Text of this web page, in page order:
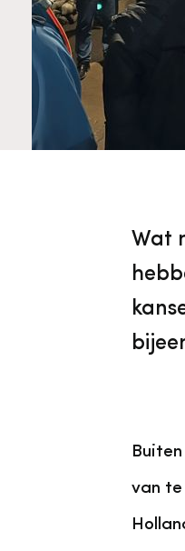
Downloads
Nieuwsbrieven
Cultureel
Diensten
Wat
van te